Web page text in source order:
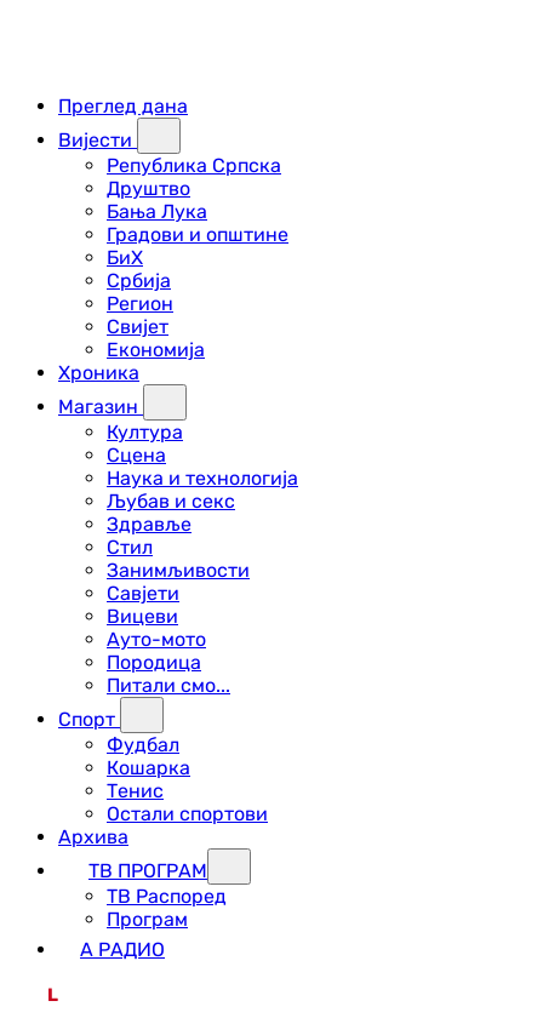
Преглед дана
Вијести
Република Српска
Друштво
Бања Лука
Градови и општине
БиХ
Србија
Регион
Свијет
Економија
Хроника
Магазин
Култура
Сцена
Наука и технологија
Љубав и секс
Здравље
Стил
Занимљивости
Савјети
Вицеви
Ауто-мото
Породица
Питали смо...
Спорт
Фудбал
Кошарка
Тенис
Остали спортови
Архива
ТВ ПРОГРАМ
ТВ Распоред
Програм
А РАДИО
L